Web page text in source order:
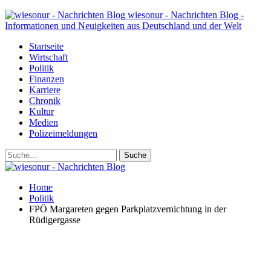
wiesonur - Nachrichten Blog -
Informationen und Neuigkeiten aus Deutschland und der Welt
Startseite
Wirtschaft
Politik
Finanzen
Karriere
Chronik
Kultur
Medien
Polizeimeldungen
Home
Politik
FPÖ Margareten gegen Parkplatzvernichtung in der
Rüdigergasse